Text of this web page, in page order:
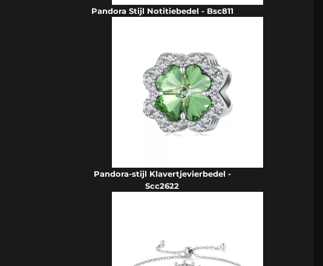
Pandora Stijl Notitiebedel - Bsc811
Pandora-stijl Klavertjevierbedel -
Scc2622